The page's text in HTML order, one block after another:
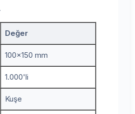
Değer
100x150 mm
1.000'li
Kuşe